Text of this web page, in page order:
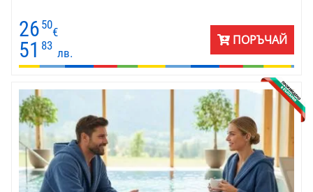
26 50
€
51 83
лв.
ПОРЪЧАЙ